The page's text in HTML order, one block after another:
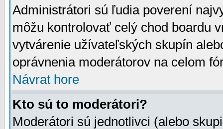
Administrátori sú ľudia poverení
môžu kontrolovať celý chod boardu
vytvárenie užívateľských skupín
oprávnenia moderátorov na celom
Návrat hore
Kto sú to moderátori?
Moderátori sú jednotlivci (alebo